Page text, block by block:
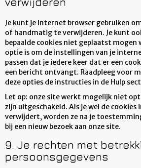
Je kunt je internet browser gebruiken
of handmatig te verwijderen. Je kunt
bepaalde cookies niet geplaatst mogen
optie is om de instellingen van je
passen dat je iedere keer dat er een
een bericht ontvangt. Raadpleeg voor
deze opties de instructies in de Hulp
Let op: onze site werkt mogelijk niet
zijn uitgeschakeld. Als je wel de cookies
verwijdert, worden ze na je
bij een nieuw bezoek aan onze site.
9. Je rechten met
persoonsgegevens